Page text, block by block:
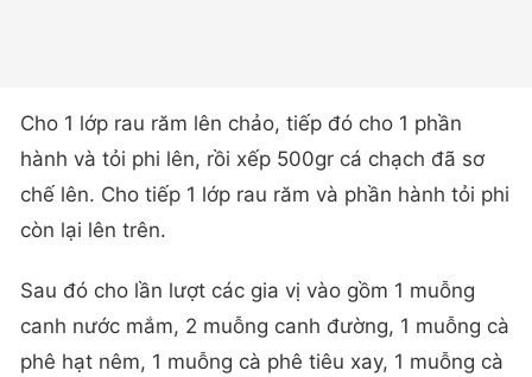
Cho 1 lớp rau răm lên chảo, tiếp đó cho 1 phần
hành và tỏi phi lên, rồi xếp 500gr cá chạch đã sơ
chế lên. Cho tiếp 1 lớp rau răm và phần hành tỏi phi
còn lại lên trên.
Sau đó cho lần lượt các gia vị vào gồm 1 muỗng
canh nước mắm, 2 muỗng canh đường, 1 muỗng cà
phê hạt nêm, 1 muỗng cà phê tiêu xay, 1 muỗng cà